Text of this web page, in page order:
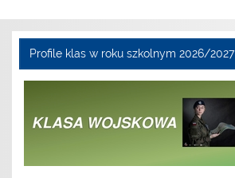
Profile klas w roku szkolnym 2026/2027